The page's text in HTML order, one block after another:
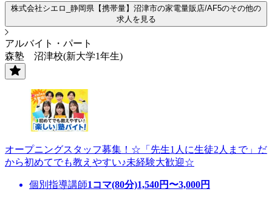
株式会社シエロ_静岡県【携帯量】沼津市の家電量販店/AF5のその他の
求人を見る
アルバイト・パート
森塾 沼津校(新大学1年生)
オープニングスタッフ募集！☆「先生1人に生徒2人まで」だ
から初めてでも教えやすい♪未経験大歓迎☆
個別指導講師1コマ(80分)1,540円〜3,000円